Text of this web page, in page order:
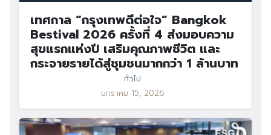
เทศกาล “กรุงเทพดีต่อใจ” Bangkok
Bestival 2026 ครั้งที่ 4 ส่งมอบความ
สุขแรกแห่งปี เสริมคุณภาพชีวิต และ
กระจายรายได้สู่ชุมชนมากกว่า 1 ล้านบาท
ทั่วไป
มกราคม 15, 2026